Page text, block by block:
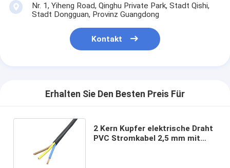
Nr. 1, Yiheng Road, Qinghu Private Park, Stadt Qishi,
Stadt Dongguan, Provinz Guangdong
Kontakt
Erhalten Sie Den Besten Preis Für
2 Kern Kupfer elektrische Draht
PVC Stromkabel 2,5 mm mit